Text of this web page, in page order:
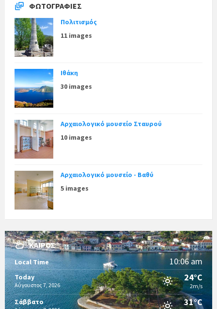
ΦΩΤΟΓΡΑΦΊΕΣ
Πολιτισμός
11 images
Ιθάκη
30 images
Αρχαιολογικό μουσείο Σταυρού
10 images
Αρχαιολογικό μουσείο - Βαθύ
5 images
ΚΑΙΡΌΣ
Local Time 10:06 am
Today
Αύγουστος 7, 2026
24°C
2m/s
Σάββατο 31°C